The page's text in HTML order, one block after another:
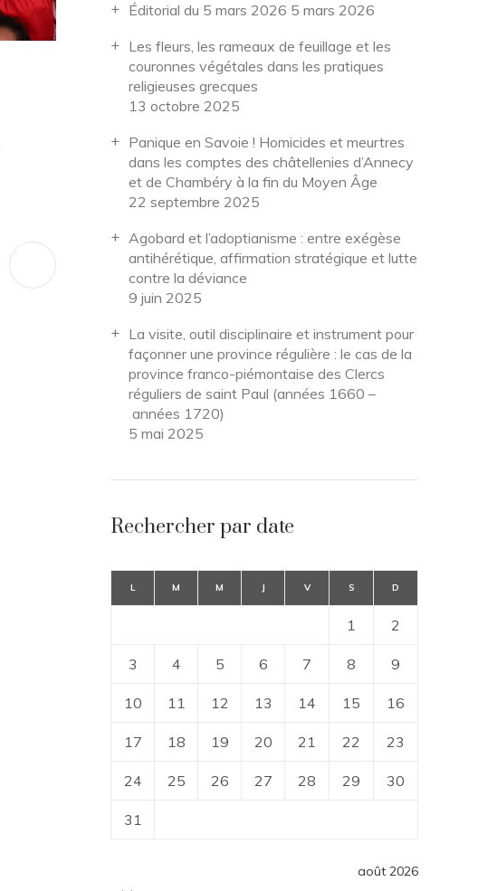
Éditorial du 5 mars 2026 5 mars 2026
Les fleurs, les rameaux de feuillage et les
couronnes végétales dans les pratiques
religieuses grecques
13 octobre 2025
Panique en Savoie ! Homicides et meurtres
dans les comptes des châtellenies d’Annecy
et de Chambéry à la fin du Moyen Âge
22 septembre 2025
Agobard et l’adoptianisme : entre exégèse
antihérétique, affirmation stratégique et lutte
contre la déviance
9 juin 2025
La visite, outil disciplinaire et instrument pour
façonner une province régulière : le cas de la
province franco-piémontaise des Clercs
réguliers de saint Paul (années 1660 –
années 1720)
5 mai 2025
Rechercher par date
août 2026
L M M J V S D
1 2
3 4 5 6 7 8 9
10 11 12 13 14 15 16
17 18 19 20 21 22 23
24 25 26 27 28 29 30
31